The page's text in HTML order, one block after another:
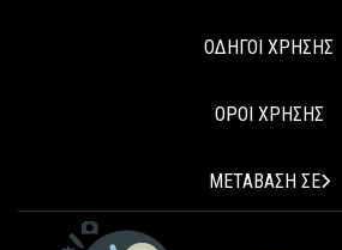
ΟΔΗΓΟΙ ΧΡΗΣΗΣ
ΟΡΟΙ ΧΡΗΣΗΣ
ΜΕΤΑΒΑΣΗ ΣΕ